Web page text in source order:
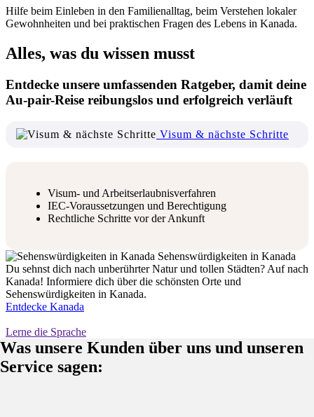
Hilfe beim Einleben in den Familienalltag, beim Verstehen lokaler
Gewohnheiten und bei praktischen Fragen des Lebens in Kanada.
Alles, was du wissen musst
Entdecke unsere umfassenden Ratgeber, damit deine
Au-pair-Reise reibungslos und erfolgreich verläuft
Visum & nächste Schritte
Visum- und Arbeitserlaubnisverfahren
IEC-Voraussetzungen und Berechtigung
Rechtliche Schritte vor der Ankunft
Sehenswürdigkeiten in Kanada
Du sehnst dich nach unberührter Natur und tollen Städten? Auf nach
Kanada! Informiere dich über die schönsten Orte und
Sehenswürdigkeiten in Kanada.
Entdecke Kanada
Lerne die Sprache
Was unsere Kunden über uns und unseren
Service sagen:
Vertragsinformationen